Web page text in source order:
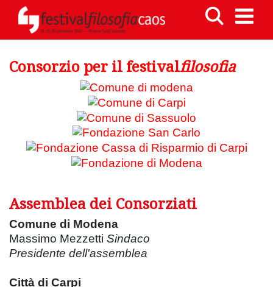
Consorzio per il festivalfilosofia
Assemblea dei Consorziati
Comune di Modena
Massimo Mezzetti Sindaco
Presidente dell'assemblea
Città di Carpi